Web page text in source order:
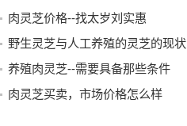
肉灵芝价格--找太岁刘实惠
野生灵芝与人工养殖的灵芝的现状
养殖肉灵芝--需要具备那些条件
肉灵芝买卖，市场价格怎么样